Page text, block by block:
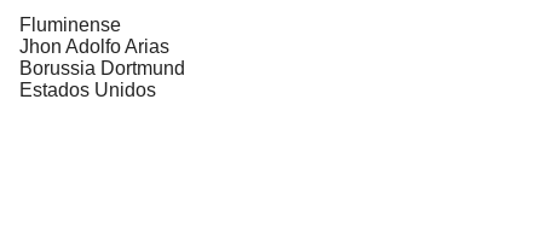
Fluminense
Jhon Adolfo Arias
Borussia Dortmund
Estados Unidos